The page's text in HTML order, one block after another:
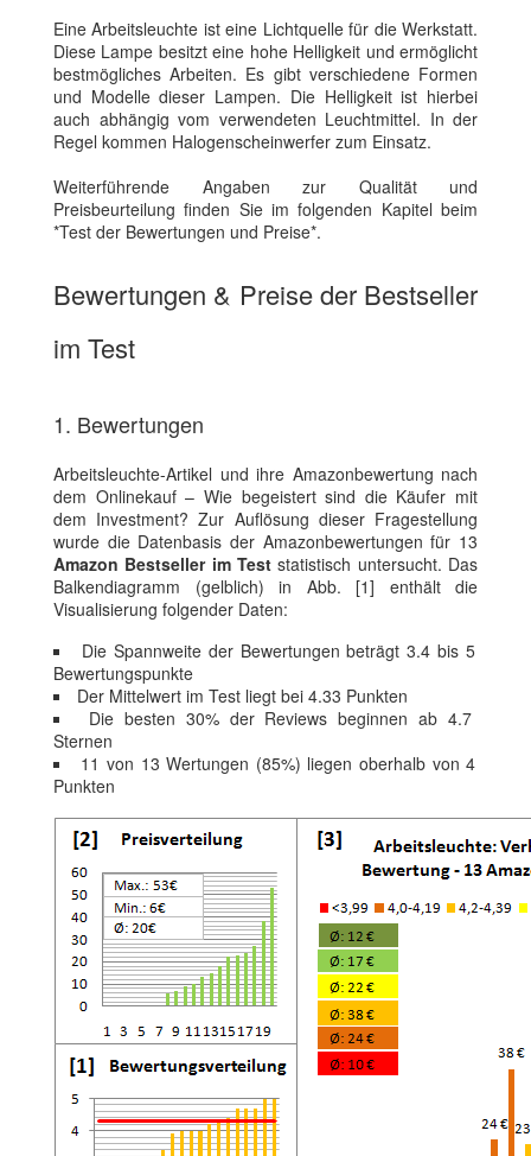
Eine Arbeitsleuchte ist eine Lichtquelle für die Werkstatt.
Diese Lampe besitzt eine hohe Helligkeit und ermöglicht
bestmögliches Arbeiten. Es gibt verschiedene Formen
und Modelle dieser Lampen. Die Helligkeit ist hierbei
auch abhängig vom verwendeten Leuchtmittel. In der
Regel kommen Halogenscheinwerfer zum Einsatz.
Weiterführende Angaben zur Qualität und
Preisbeurteilung finden Sie im folgenden Kapitel beim
*Test der Bewertungen und Preise*.
Bewertungen & Preise der Bestseller
im Test
1. Bewertungen
Arbeitsleuchte-Artikel und ihre Amazonbewertung nach
dem Onlinekauf – Wie begeistert sind die Käufer mit
dem Investment? Zur Auflösung dieser Fragestellung
wurde die Datenbasis der Amazonbewertungen für 13
Amazon Bestseller im Test statistisch untersucht. Das
Balkendiagramm (gelblich) in Abb. [1] enthält die
Visualisierung folgender Daten:
Die Spannweite der Bewertungen beträgt 3.4 bis 5
Bewertungspunkte
Der Mittelwert im Test liegt bei 4.33 Punkten
Die besten 30% der Reviews beginnen ab 4.7
Sternen
11 von 13 Wertungen (85%) liegen oberhalb von 4
Punkten